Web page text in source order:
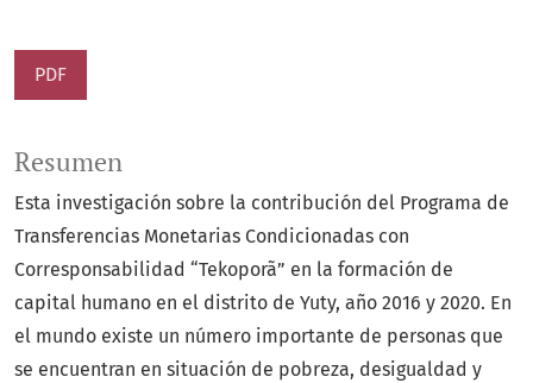
PDF
Resumen
Esta investigación sobre la contribución del Programa de
Transferencias Monetarias Condicionadas con
Corresponsabilidad “Tekoporã” en la formación de
capital humano en el distrito de Yuty, año 2016 y 2020. En
el mundo existe un número importante de personas que
se encuentran en situación de pobreza, desigualdad y